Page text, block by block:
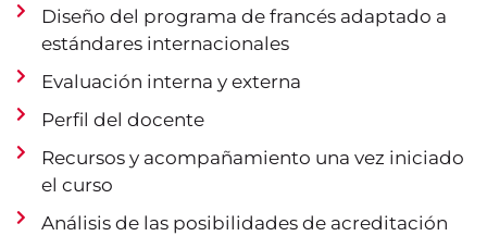
Diseño del programa de francés adaptado a
estándares internacionales
Evaluación interna y externa
Perfil del docente
Recursos y acompañamiento una vez iniciado
el curso
Análisis de las posibilidades de acreditación